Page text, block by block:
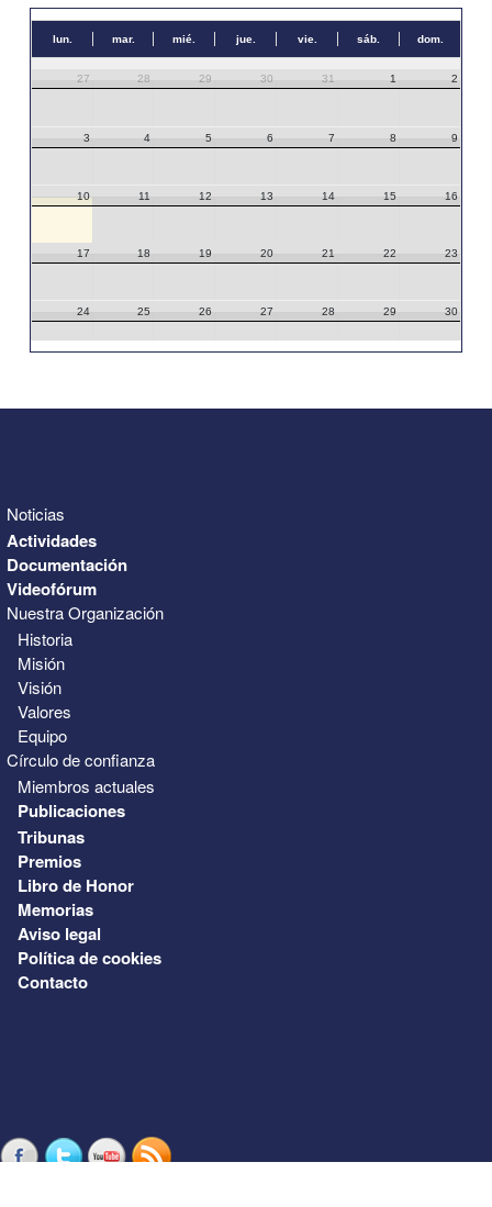
lun. mar. mié. jue. vie. sáb. dom.
27 28 29 30 31 1 2
3 4 5 6 7 8 9
10 11 12 13 14 15 16
17 18 19 20 21 22 23
24 25 26 27 28 29 30
Noticias
Actividades
Documentación
Videofórum
Nuestra Organización
Historia
Misión
Visión
Valores
Equipo
Círculo de confianza
Miembros actuales
Publicaciones
Tribunas
Premios
Libro de Honor
Memorias
Aviso legal
Política de cookies
Contacto